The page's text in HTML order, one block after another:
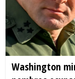
Washington